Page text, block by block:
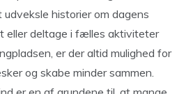
historier om dagens
eller deltage i fælles aktiviteter
er der altid mulighed for
og skabe minder sammen.